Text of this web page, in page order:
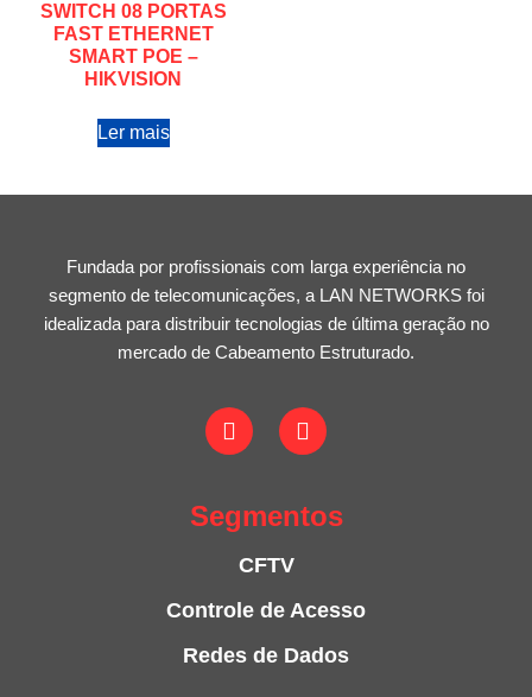
SWITCH 08 PORTAS
FAST ETHERNET
SMART POE –
HIKVISION
Ler mais
Fundada por profissionais com larga experiência no
segmento de telecomunicações, a LAN NETWORKS foi
idealizada para distribuir tecnologias de última geração no
mercado de Cabeamento Estruturado.
Segmentos
CFTV
Controle de Acesso
Redes de Dados